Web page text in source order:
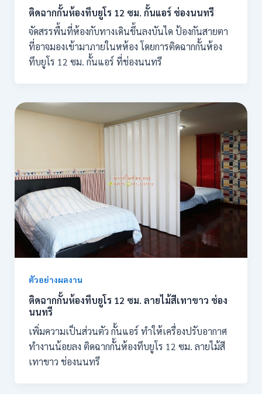
ติดฉากกั้นห้องทึบยูโร 12 ซม. กั้นแอร์ ช่องนนทรี
จัดสรรพื้นที่ห้องกับทางเดินขึ้นลงบันได ป้องกันสายตา
ที่อาจมองเข้ามาภายในหห้อง โดยการติดฉากกั้นห้อง
ทึบยูโร 12 ซม. กั้นแอร์ ที่ช่องนนทรี
ตัวอย่างผลงาน
ติดฉากกั้นห้องทึบยูโร 12 ซม. ลายไม้สีเทาขาว ช่อง
นนทรี
เพิ่มความเป็นส่วนตัว กั้นแอร์ ทำให้เครื่องปรับอากาศ
ทำงานน้อยลง ติดฉากกั้นห้องทึบยูโร 12 ซม. ลายไม้สี
เทาขาว ช่องนนทรี